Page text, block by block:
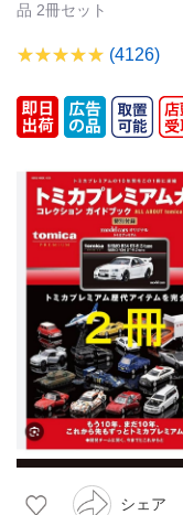
品 2冊セット
(4126)
シェア